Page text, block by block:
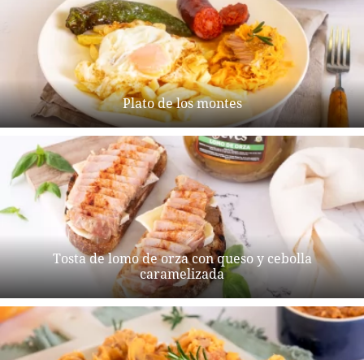
Plato de los montes
Tosta de lomo de orza con queso y cebolla
caramelizada